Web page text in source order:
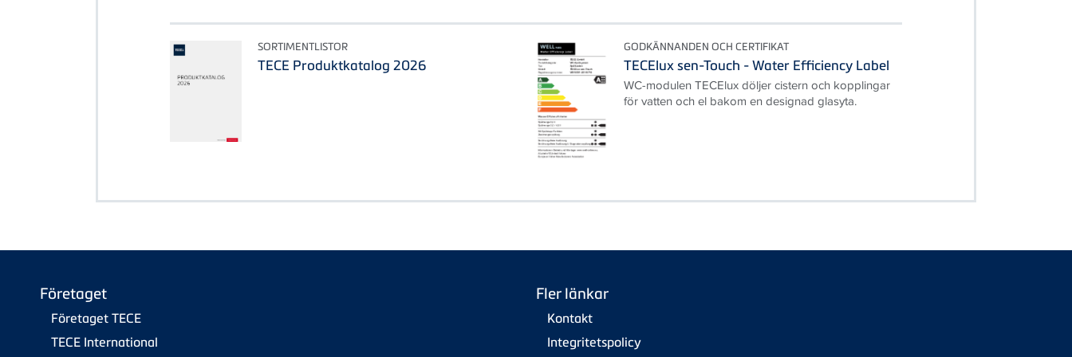
SORTIMENTLISTOR
TECE Produktkatalog 2026
GODKÄNNANDEN OCH CERTIFIKAT
TECElux sen-Touch - Water Efficiency Label
WC-modulen TECElux döljer cistern och kopplingar
för vatten och el bakom en designad glasyta.
Företaget
Företaget TECE
TECE International
Fler länkar
Kontakt
Integritetspolicy